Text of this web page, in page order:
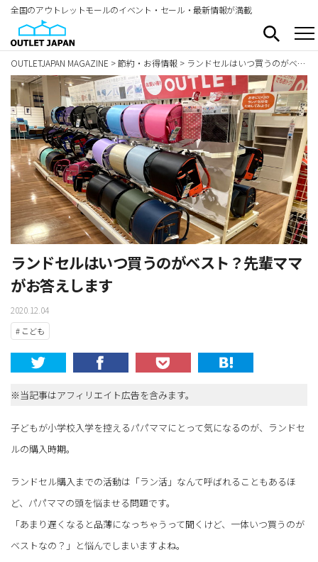
全国のアウトレットモールのイベント・セール・最新情報が満載
OUTLETJAPAN MAGAZINE >節約・お得情報 > ランドセルはいつ買うのがベスト？先輩ママがお答えします
ランドセルはいつ買うのがベスト？先輩ママ
がお答えします
2020.12.04
# こども
※当記事はアフィリエイト広告を含みます。
子どもが小学校入学を控えるパパママにとって気になるのが、ランドセ
ルの購入時期。
ランドセル購入までの活動は「ラン活」なんて呼ばれることもあるほ
ど、パパママの頭を悩ませる問題です。
「あまり遅くなると品薄になっちゃうって聞くけど、一体いつ買うのが
ベストなの？」と悩んでしまいますよね。